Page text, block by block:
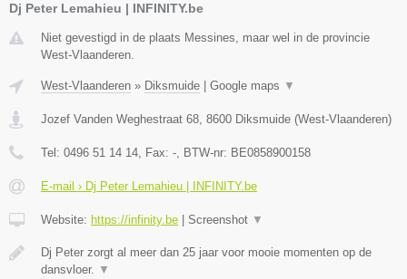
Dj Peter Lemahieu | INFINITY.be
Niet gevestigd in de plaats Messines, maar wel in de provincie
West-Vlaanderen.
West-Vlaanderen » Diksmuide Google maps ▼
Jozef Vanden Weghestraat 68, 8600 Diksmuide (West-Vlaanderen)
Tel: 0496 51 14 14, Fax: -, BTW-nr: BE0858900158
E-mail › Dj Peter Lemahieu | INFINITY.be
Website: https://infinity.be Screenshot ▼
Dj Peter zorgt al meer dan 25 jaar voor mooie momenten op de
dansvloer. ▼